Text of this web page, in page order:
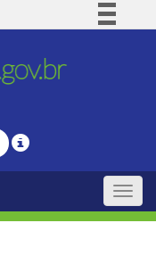
Comunica BR
Legislação
Toggle